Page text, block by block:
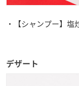
・【シャンプー】塩
デザート